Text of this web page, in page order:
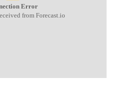
Error
from Forecast.io!.